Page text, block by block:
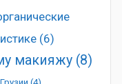
(6)
макияжу (8)